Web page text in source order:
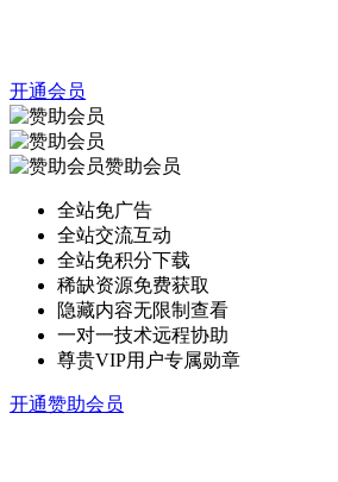
开通会员
赞助会员
全站免广告
全站交流互动
全站免积分下载
稀缺资源免费获取
隐藏内容无限制查看
一对一技术远程协助
尊贵VIP用户专属勋章
开通赞助会员